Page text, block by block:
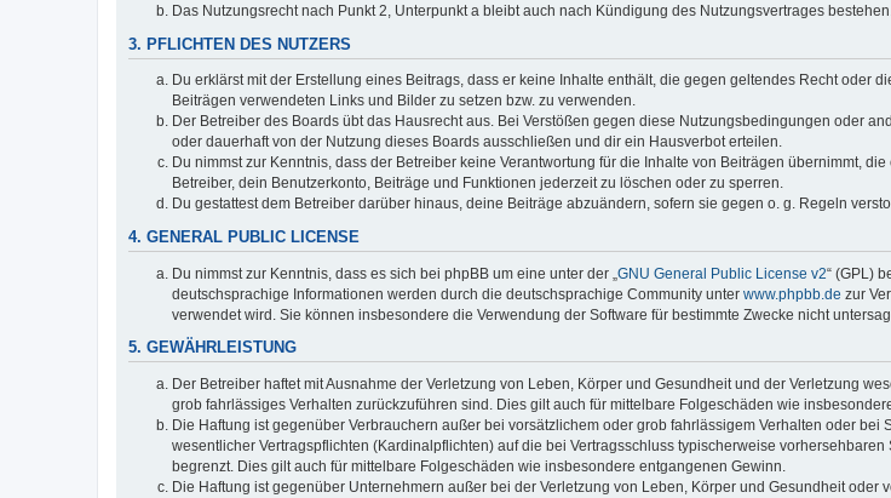
Das Nutzungsrecht nach Punkt 2, Unterpunkt a bleibt auch nach Kündigung des Nutzungsvertrages
3. PFLICHTEN DES NUTZERS
Du erklärst mit der Erstellung eines Beitrags, dass er keine Inhalte enthält, die gegen geltendes Recht oder
Beiträgen verwendeten Links und Bilder zu setzen bzw. zu verwenden.
Der Betreiber des Boards übt das Hausrecht aus. Bei Verstößen gegen diese Nutzungsbedingungen oder
oder dauerhaft von der Nutzung dieses Boards ausschließen und dir ein Hausverbot erteilen.
Du nimmst zur Kenntnis, dass der Betreiber keine Verantwortung für die Inhalte von Beiträgen übernimmt,
Betreiber, dein Benutzerkonto, Beiträge und Funktionen jederzeit zu löschen oder zu sperren.
Du gestattest dem Betreiber darüber hinaus, deine Beiträge abzuändern, sofern sie gegen o. g. Regeln
4. GENERAL PUBLIC LICENSE
Du nimmst zur Kenntnis, dass es sich bei phpBB um eine unter der „ GNU General Public License v2“ (GPL)
deutschsprachige Informationen werden durch die deutschsprachige Community unter www.phpbb.de zur
verwendet wird. Sie können insbesondere die Verwendung der Software für bestimmte Zwecke nicht
5. GEWÄHRLEISTUNG
Der Betreiber haftet mit Ausnahme der Verletzung von Leben, Körper und Gesundheit und der Verletzung
grob fahrlässiges Verhalten zurückzuführen sind. Dies gilt auch für mittelbare Folgeschäden wie
Die Haftung ist gegenüber Verbrauchern außer bei vorsätzlichem oder grob fahrlässigem Verhalten oder
wesentlicher Vertragspflichten (Kardinalpflichten) auf die bei Vertragsschluss typischerweise
begrenzt. Dies gilt auch für mittelbare Folgeschäden wie insbesondere entgangenen Gewinn.
Die Haftung ist gegenüber Unternehmern außer bei der Verletzung von Leben, Körper und Gesundheit